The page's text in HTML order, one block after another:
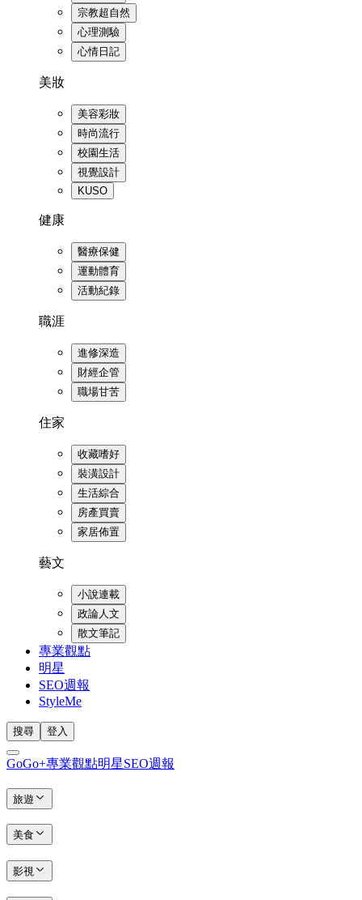
宗教超自然
心理測驗
心情日記
美妝
美容彩妝
時尚流行
校園生活
視覺設計
KUSO
健康
醫療保健
運動體育
活動紀錄
職涯
進修深造
財經企管
職場甘苦
住家
收藏嗜好
裝潢設計
生活綜合
房產買賣
家居佈置
藝文
小說連載
政論人文
散文筆記
專業觀點
明星
SEO週報
StyleMe
搜尋 登入
GoGo+專業觀點明星SEO週報
旅遊
美食
影視